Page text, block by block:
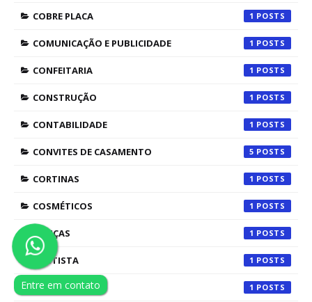
Entre em contato
COBRE PLACA 1
COMUNICAÇÃO E PUBLICIDADE 1
CONFEITARIA 1
CONSTRUÇÃO 1
CONTABILIDADE 1
CONVITES DE CASAMENTO 5
CORTINAS 1
COSMÉTICOS 1
DANÇAS 1
DENTISTA 1
EDUCAÇÃO 1